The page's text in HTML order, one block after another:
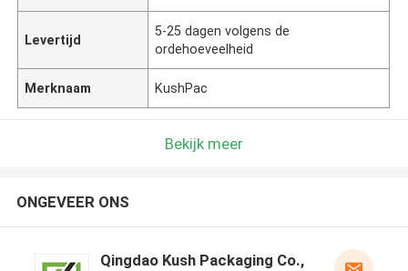
Levertijd
5-25 dagen volgens de
ordehoeveelheid
Merknaam KushPac
Bekijk meer
ONGEVEER ONS
Qingdao Kush Packaging Co.,